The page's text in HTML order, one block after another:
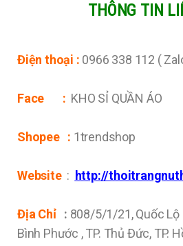
THÔNG TIN
Điện thoại : 0966 338 112 (
Face : KHO SỈ QUẦN ÁO
Shopee : 1trendshop
Website : http://
Địa Chỉ : 808/5/1/21, Quốc Lộ
Bình Phước , TP. Thủ Đức, TP.